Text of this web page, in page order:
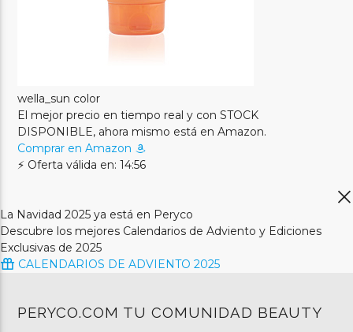
wella_sun color
El mejor precio en tiempo real y con STOCK
DISPONIBLE, ahora mismo está en Amazon.
Comprar en Amazon
⚡ Oferta válida en: 14:56
La Navidad 2025 ya está en Peryco
Descubre los mejores Calendarios de Adviento y Ediciones
Exclusivas de 2025
CALENDARIOS DE ADVIENTO 2025
PERYCO.COM TU COMUNIDAD BEAUTY